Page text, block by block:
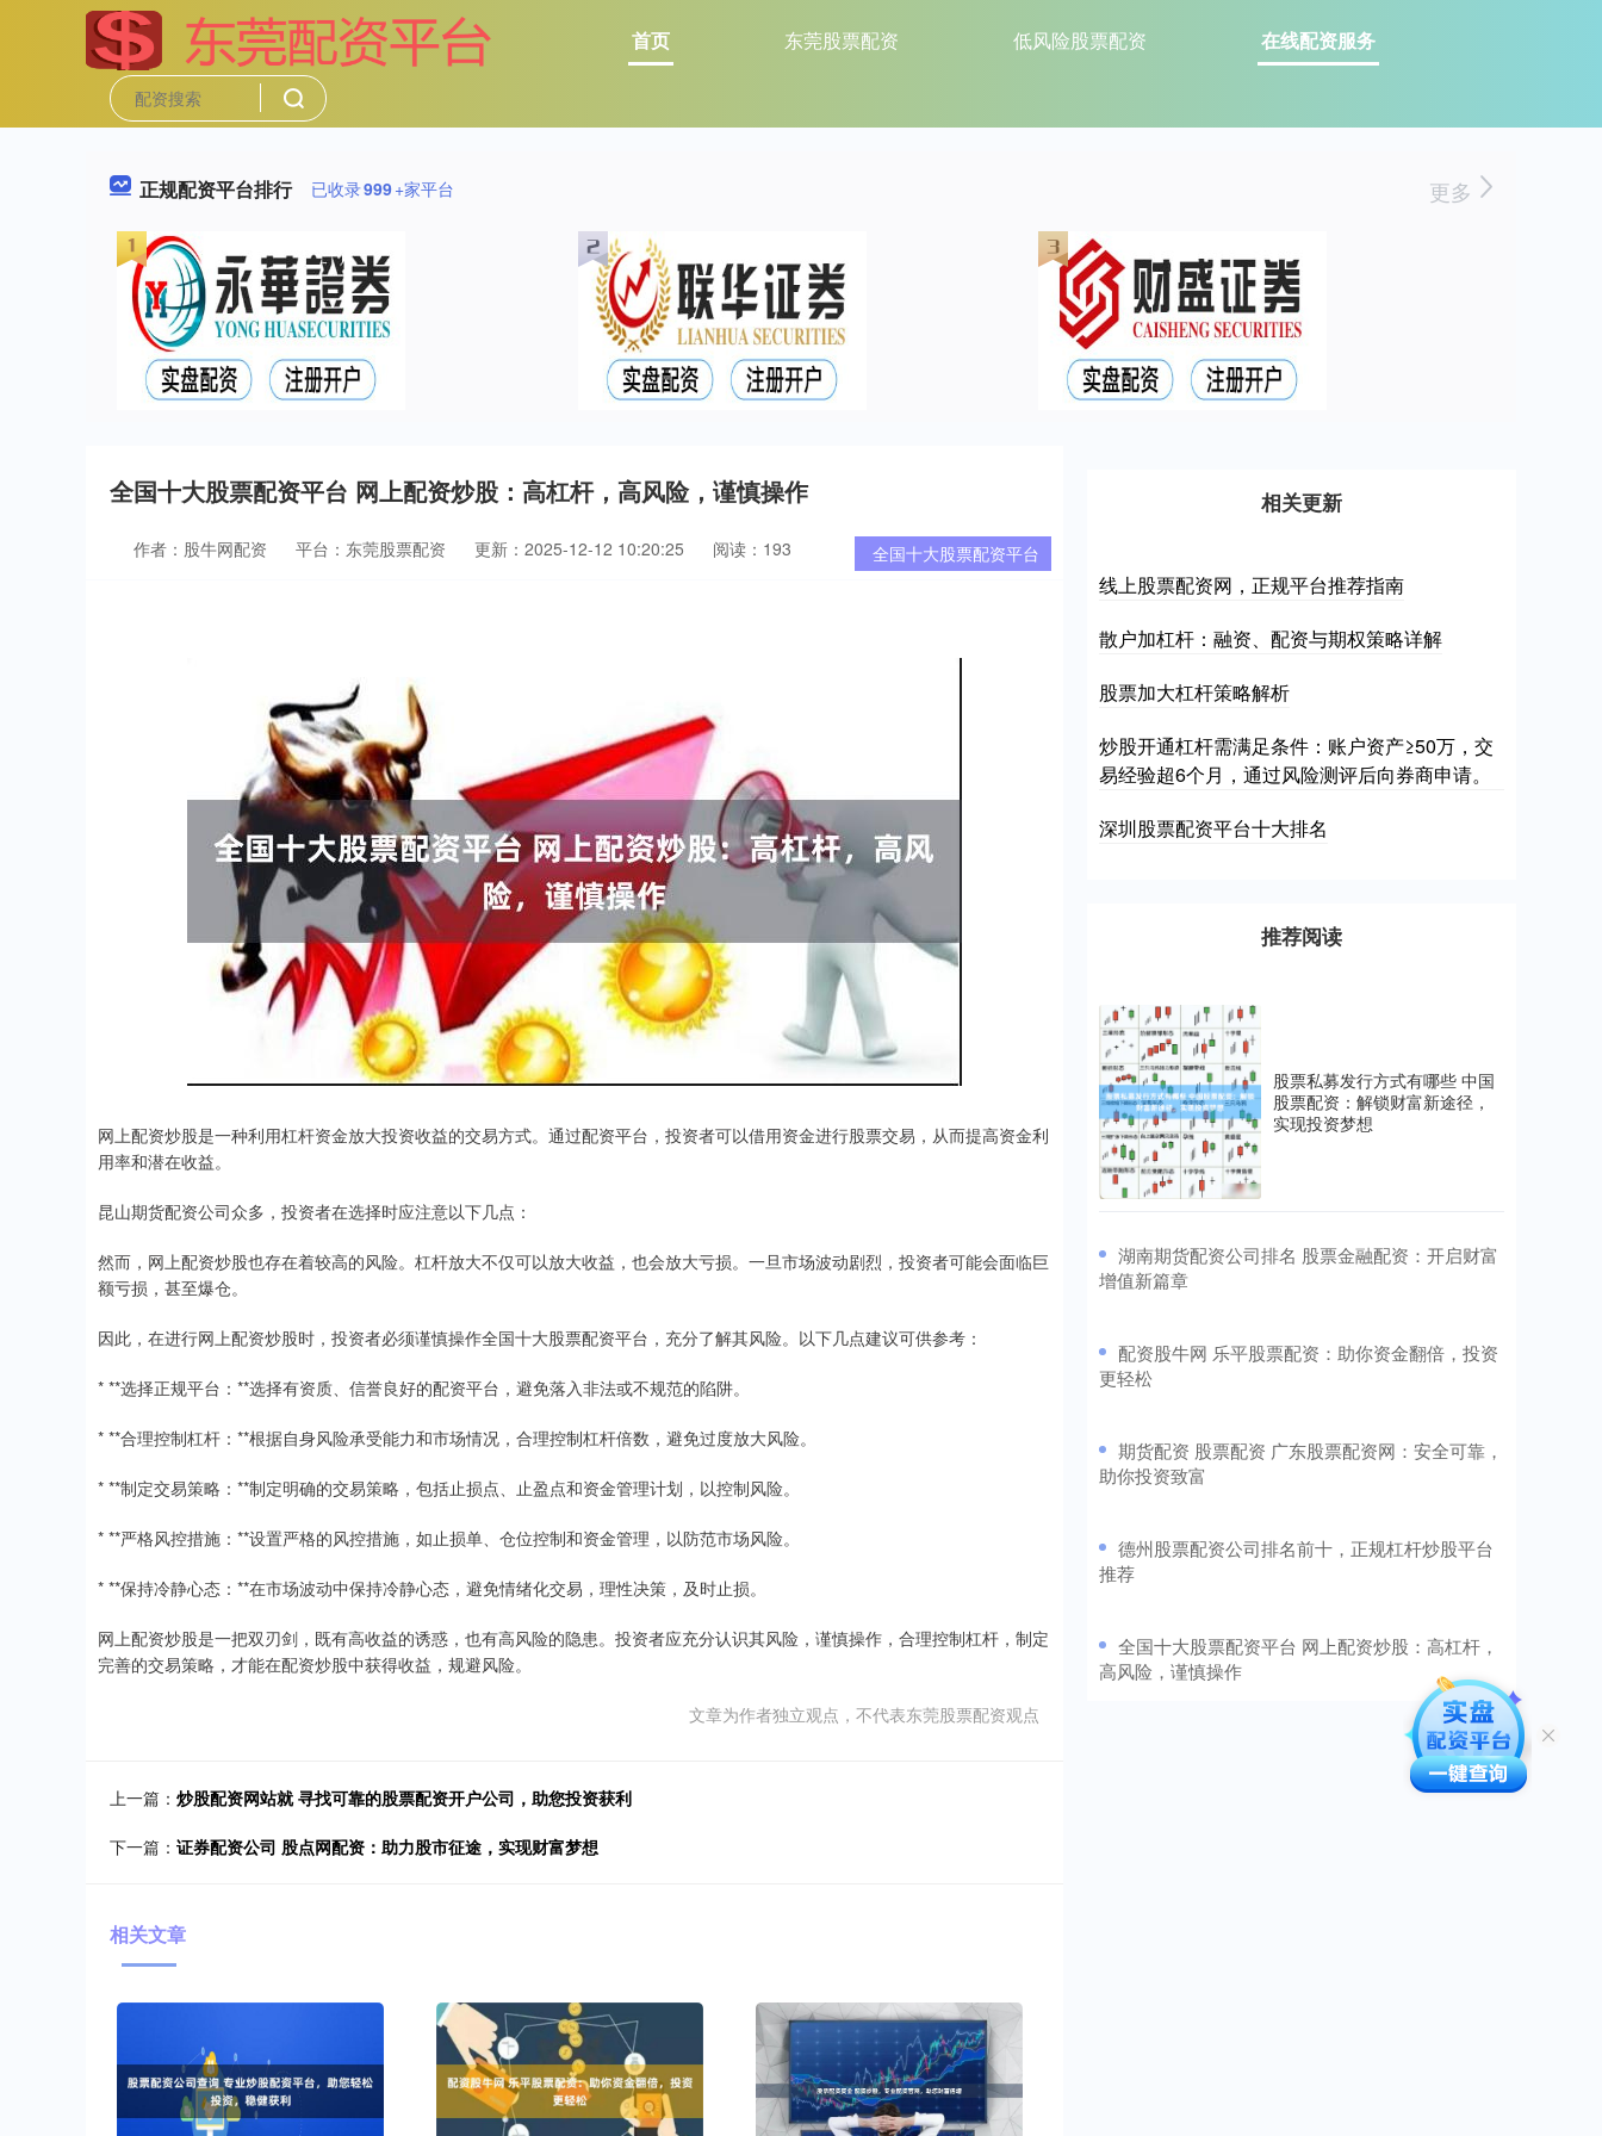
首页 东莞股票配资 低风险股票配资 在线配资服务
正规配资平台排行 已收录999+家平台 更多
全国十大股票配资平台 网上配资炒股：高杠杆，高风险，谨慎操作
全国十大股票配资平台
作者：股牛网配资 平台：东莞股票配资 更新：2025-12-12 10:20:25 阅读：193
网上配资炒股是一种利用杠杆资金放大投资收益的交易方式。通过配资平台，投资者可以借用资金进行股票交易，从而提高资金利
用率和潜在收益。
昆山期货配资公司众多，投资者在选择时应注意以下几点：
然而，网上配资炒股也存在着较高的风险。杠杆放大不仅可以放大收益，也会放大亏损。一旦市场波动剧烈，投资者可能会面临巨
额亏损，甚至爆仓。
因此，在进行网上配资炒股时，投资者必须谨慎操作全国十大股票配资平台，充分了解其风险。以下几点建议可供参考：
* **选择正规平台：**选择有资质、信誉良好的配资平台，避免落入非法或不规范的陷阱。
* **合理控制杠杆：**根据自身风险承受能力和市场情况，合理控制杠杆倍数，避免过度放大风险。
* **制定交易策略：**制定明确的交易策略，包括止损点、止盈点和资金管理计划，以控制风险。
* **严格风控措施：**设置严格的风控措施，如止损单、仓位控制和资金管理，以防范市场风险。
* **保持冷静心态：**在市场波动中保持冷静心态，避免情绪化交易，理性决策，及时止损。
网上配资炒股是一把双刃剑，既有高收益的诱惑，也有高风险的隐患。投资者应充分认识其风险，谨慎操作，合理控制杠杆，制定
完善的交易策略，才能在配资炒股中获得收益，规避风险。
文章为作者独立观点，不代表东莞股票配资观点
上一篇： 炒股配资网站就 寻找可靠的股票配资开户公司，助您投资获利
下一篇： 证券配资公司 股点网配资：助力股市征途，实现财富梦想
相关文章
相关更新
线上股票配资网，正规平台推荐指南
散户加杠杆：融资、配资与期权策略详解
股票加大杠杆策略解析
炒股开通杠杆需满足条件：账户资产≥50万，交
易经验超6个月，通过风险测评后向券商申请。
深圳股票配资平台十大排名
推荐阅读
股票私募发行方式有哪些 中国
股票配资：解锁财富新途径，
实现投资梦想
​湖南期货配资公司排名 股票金融配资：开启财富
增值新篇章
​配资股牛网 乐平股票配资：助你资金翻倍，投资
更轻松
​期货配资 股票配资 广东股票配资网：安全可靠，
助你投资致富
​德州股票配资公司排名前十，正规杠杆炒股平台
推荐
​全国十大股票配资平台 网上配资炒股：高杠杆，
高风险，谨慎操作